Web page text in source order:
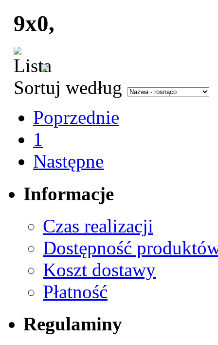
9x0,
Sortuj według
Poprzednie
1
Następne
Informacje
Czas realizacji
Dostępność
Koszt dostawy
Płatność
Regulaminy